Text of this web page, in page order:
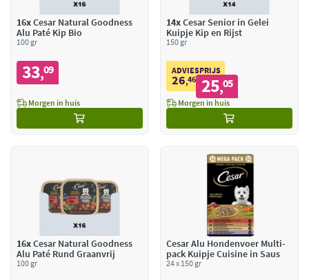
16xCesar Natural Goodness
Alu Paté Kip Bio
100 gr
33,09
Morgen in huis
14xCesar Senior in Gelei
Kuipje Kip en Rijst
150 gr
ADVIESPRIJS
26,46 25,05
Morgen in huis
16xCesar Natural Goodness
Alu Paté Rund Graanvrij
100 gr
Cesar Alu Hondenvoer Multi-
pack Kuipje Cuisine in Saus
24 x 150 gr